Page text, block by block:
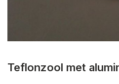
Teflonzool met